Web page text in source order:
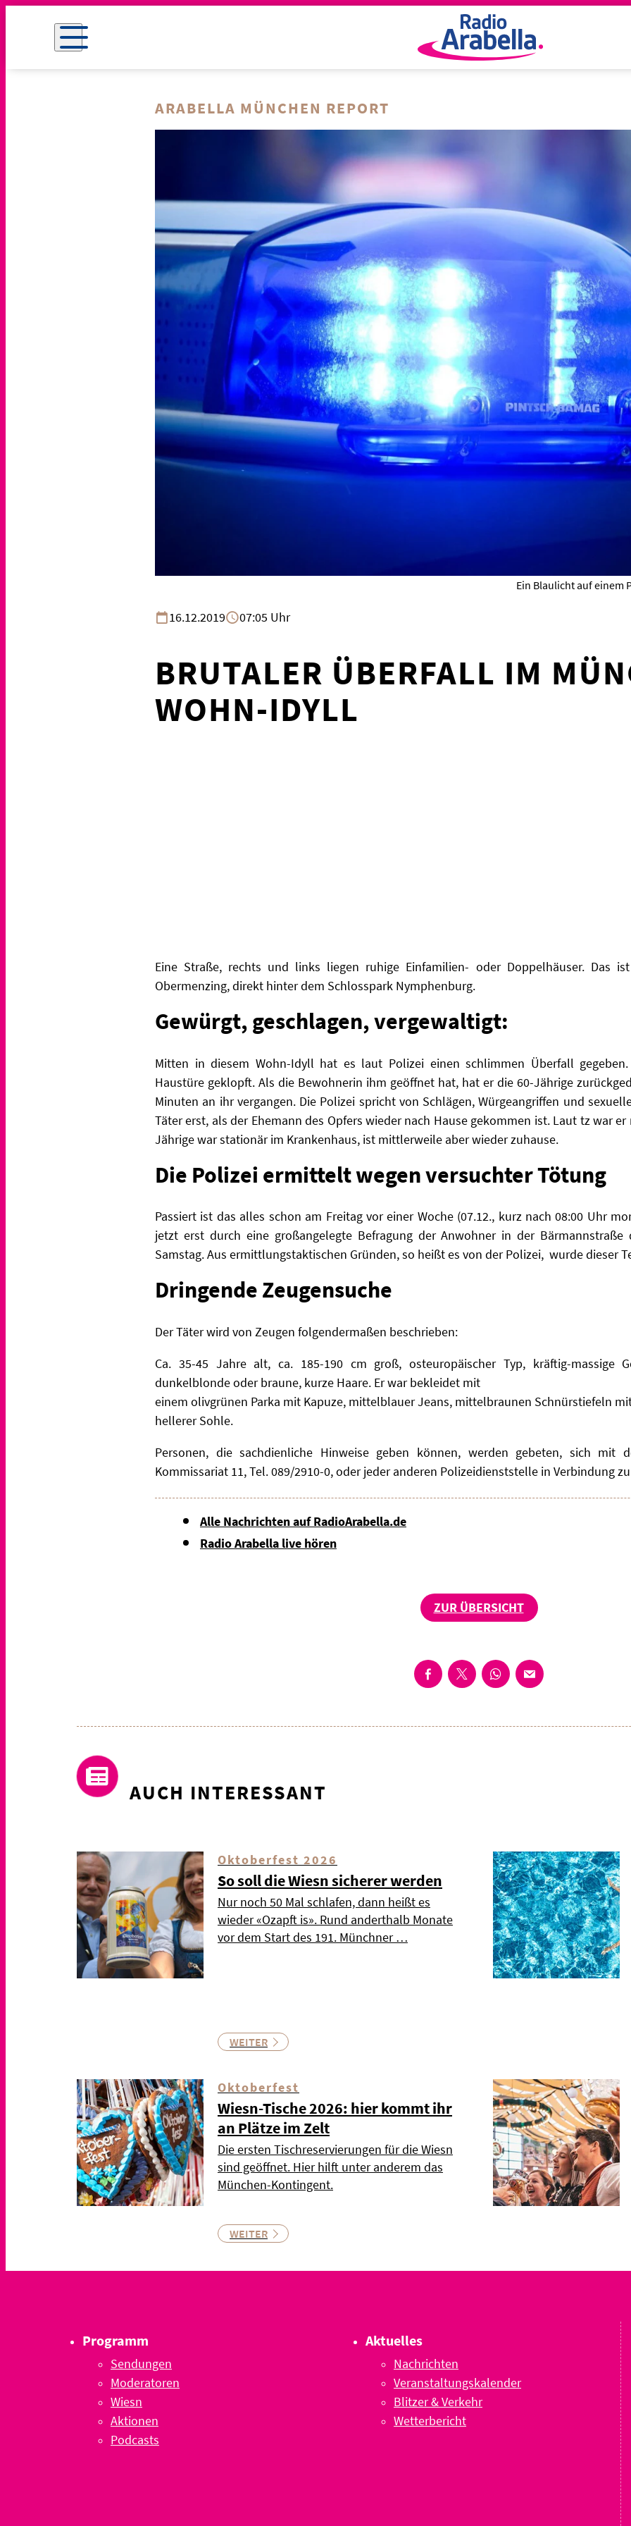
ARABELLA MÜNCHEN REPORT
Ein Blaulicht auf einem
16.12.2019 07:05 Uhr
BRUTALER ÜBERFALL IM
WOHN-IDYLL
Eine Straße, rechts und links liegen ruhige Einfamilien- oder Doppelhäuser. Das
Obermenzing, direkt hinter dem Schlosspark Nymphenburg.
Gewürgt, geschlagen, vergewaltigt:
Mitten in diesem Wohn-Idyll hat es laut Polizei einen schlimmen Überfall
Haustüre geklopft. Als die Bewohnerin ihm geöffnet hat, hat er die 60-Jährige
Minuten an ihr vergangen. Die Polizei spricht von Schlägen, Würgeangriffen und
Täter erst, als der Ehemann des Opfers wieder nach Hause gekommen ist. Laut tz war
Jährige war stationär im Krankenhaus, ist mittlerweile aber wieder zuhause.
Die Polizei ermittelt wegen versuchter Tötung
Passiert ist das alles schon am Freitag vor einer Woche (07.12., kurz nach 08:00 Uhr
jetzt erst durch eine großangelegte Befragung der Anwohner in der
Samstag. Aus ermittlungstaktischen Gründen, so heißt es von der Polizei, wurde dieser
Dringende Zeugensuche
Der Täter wird von Zeugen folgendermaßen beschrieben:
Ca. 35-45 Jahre alt, ca. 185-190 cm groß, osteuropäischer Typ, kräftig-massige
dunkelblonde oder braune, kurze Haare. Er war bekleidet mit
einem olivgrünen Parka mit Kapuze, mittelblauer Jeans, mittelbraunen Schnürstiefeln
hellerer Sohle.
Personen, die sachdienliche Hinweise geben können, werden gebeten, sich mit
Kommissariat 11, Tel. 089/2910-0, oder jeder anderen Polizeidienststelle in Verbindung
Alle Nachrichten auf RadioArabella.de
Radio Arabella live hören
ZUR ÜBERSICHT
AUCH INTERESSANT
Oktoberfest 2026
So soll die Wiesn sicherer werden
Nur noch 50 Mal schlafen, dann heißt es
wieder «Ozapft is». Rund anderthalb Monate
vor dem Start des 191. Münchner …
WEITER
Oktoberfest
Wiesn-Tische 2026: hier kommt ihr
an Plätze im Zelt
Die ersten Tischreservierungen für die Wiesn
sind geöffnet. Hier hilft unter anderem das
München-Kontingent.
WEITER
Programm
Sendungen
Moderatoren
Wiesn
Aktionen
Podcasts
Aktuelles
Nachrichten
Veranstaltungskalender
Blitzer & Verkehr
Wetterbericht